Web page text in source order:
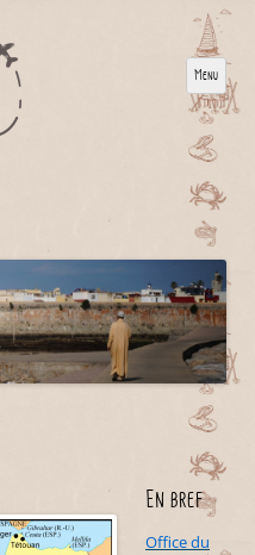
Menu
En bref
Office du